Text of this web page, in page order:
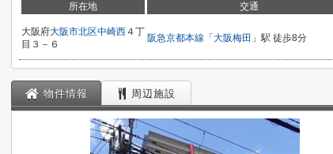
所在地 交通
大阪府大阪市北区中崎西４丁
目３－６
阪急京都本線 「 大阪梅田 」駅 徒歩8分
物件情報 周辺施設